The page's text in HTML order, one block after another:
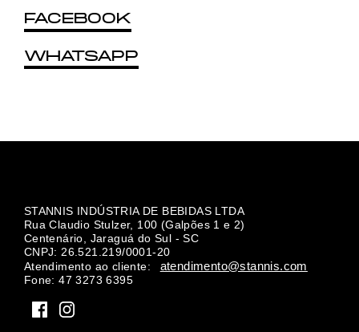
FACEBOOK
WHATSAPP
STANNIS INDÚSTRIA DE BEBIDAS LTDA
Rua Claudio Stulzer, 100 (Galpões 1 e 2)
Centenário, Jaraguá do Sul - SC
CNPJ: 26.521.219/0001-20
Atendimento ao cliente:
atendimento@stannis.com
Fone: 47 3273 6395